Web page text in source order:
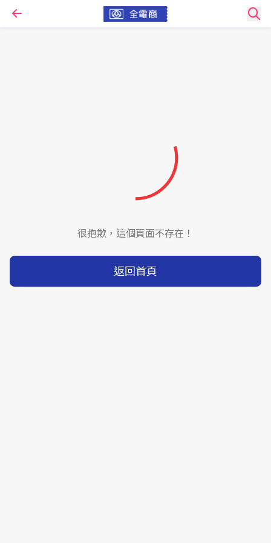
很抱歉，這個頁面不存在！
返回首頁